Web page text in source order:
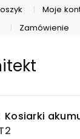
Moje
Zamówienie
Kosiarki